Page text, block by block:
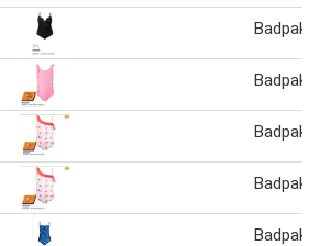
Badpak
Badpak
Badpak
Badpak
Badpak